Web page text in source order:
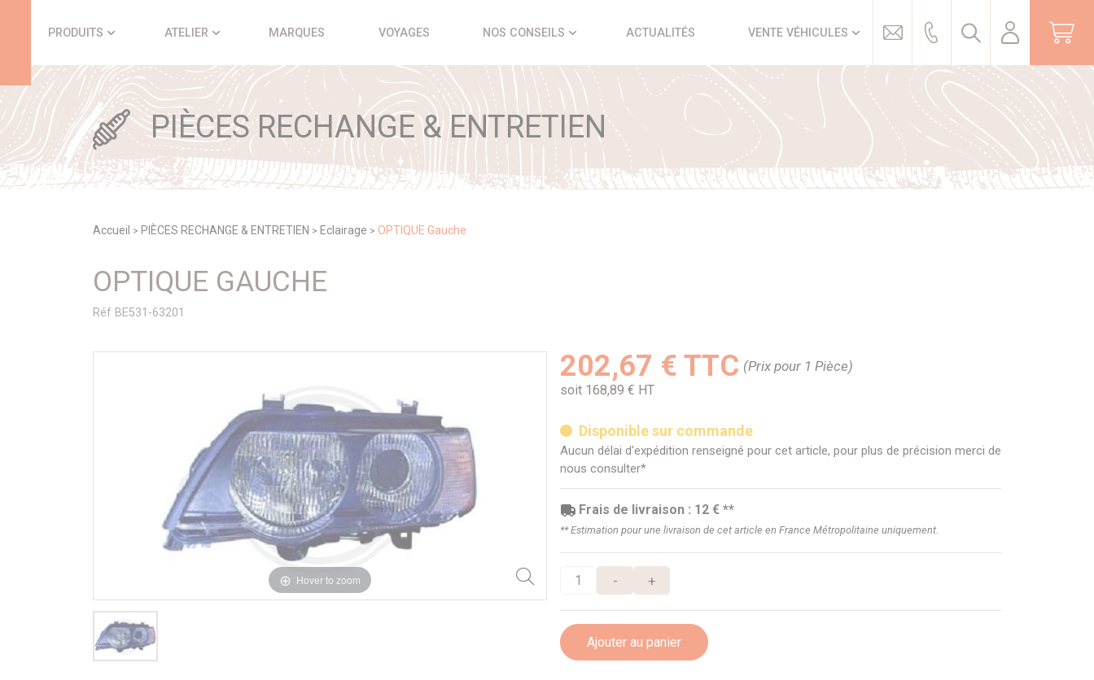
PRODUITS ATELIER MARQUES VOYAGES NOS CONSEILS ACTUALITÉS VENTE VÉHICULES
PIÈCES RECHANGE & ENTRETIEN
Accueil > PIÈCES RECHANGE & ENTRETIEN > Eclairage > OPTIQUE Gauche
OPTIQUE GAUCHE
Réf BE531-63201
Hover to zoom
202,67 € TTC (Prix pour 1 Pièce)
soit 168,89 € HT
Disponible sur commande
Aucun délai d'expédition renseigné pour cet article, pour plus de précision merci de
nous consulter*
Frais de livraison : 12 € **
** Estimation pour une livraison de cet article en France Métropolitaine uniquement.
- +
Ajouter au panier